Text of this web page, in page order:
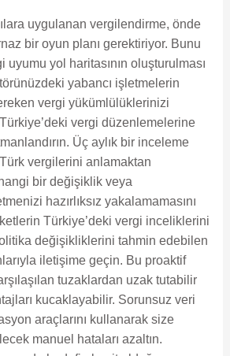
uygulanan vergilendirme, önde
bir oyun planı gerektiriyor. Bunu
uyumu yol haritasının oluşturulması
yabancı işletmelerin
vergi yükümlülüklerinizi
vergi düzenlemelerine
Üç aylık bir inceleme
vergilerini anlamaktan
bir değişiklik veya
hazırlıksız yakalamamasını
Türkiye’deki vergi inceliklerini
değişikliklerini tahmin edebilen
iletişime geçin. Bu proaktif
tuzaklardan uzak tutabilir
kucaklayabilir. Sorunsuz veri
araçlarını kullanarak size
manuel hataları azaltın.